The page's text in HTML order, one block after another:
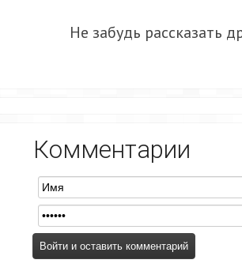
Не забудь рассказать
Комментарии